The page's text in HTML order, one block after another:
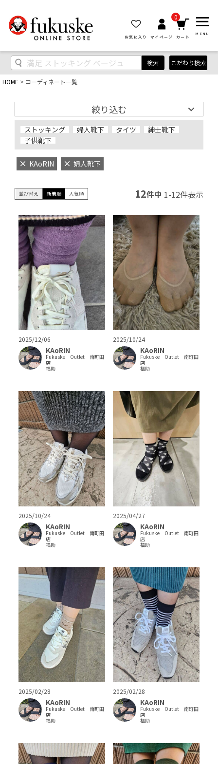
お気に入り マイページ
0
カート
MENU
検索 こだわり検索
HOME コーディネート一覧
絞り込む
ストッキング 婦人靴下 タイツ
紳士靴下
子供靴下
KAoRIN 婦人靴下
並び替え 新着順 人気順 12件中 1-12件表示
2025/12/06
KAoRIN
Fukuske Outlet 南町田
店
福助
2025/10/24
KAoRIN
Fukuske Outlet 南町田
店
福助
2025/10/24
KAoRIN
Fukuske Outlet 南町田
店
福助
2025/04/27
KAoRIN
Fukuske Outlet 南町田
店
福助
2025/02/28
KAoRIN
Fukuske Outlet 南町田
店
福助
2025/02/28
KAoRIN
Fukuske Outlet 南町田
店
福助